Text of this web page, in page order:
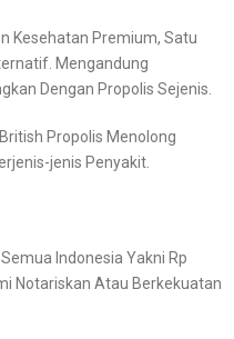
Kesehatan Premium, Satu
Mengandung
Dengan Propolis Sejenis.
Propolis Menolong
jenis Penyakit.
Indonesia Yakni Rp
Notariskan Atau Berkekuatan